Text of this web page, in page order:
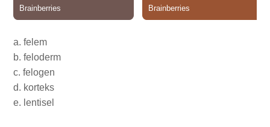
a. felem
b. feloderm
c. felogen
d. korteks
e. lentisel